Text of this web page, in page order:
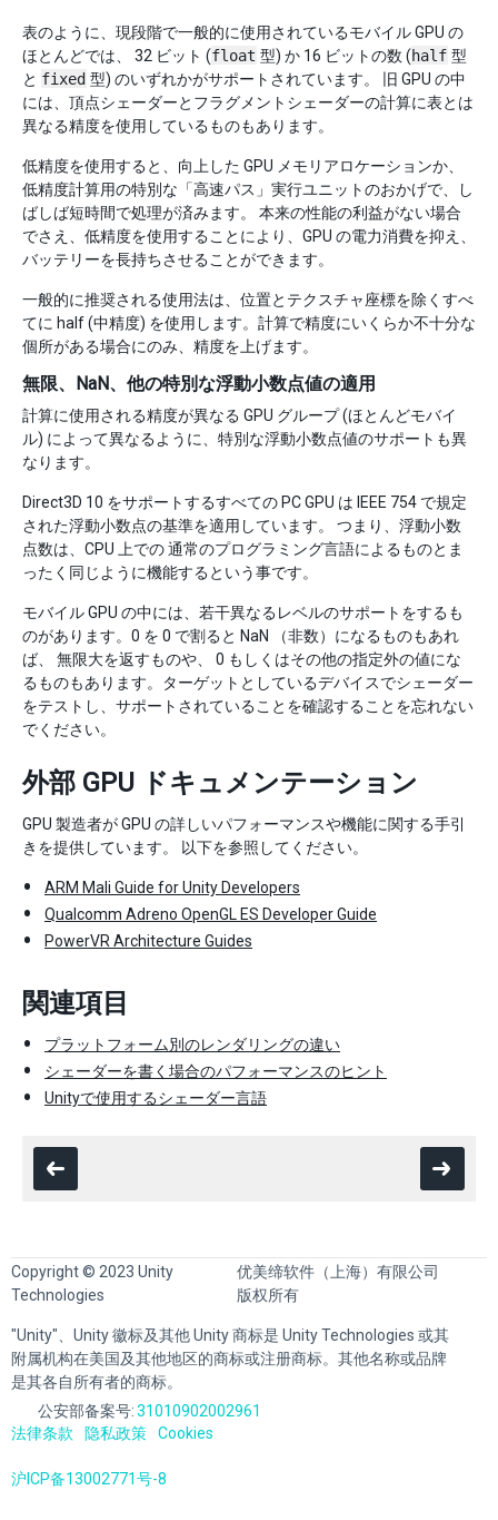
表のように、現段階で一般的に使用されているモバイル GPU の
ほとんどでは、 32 ビット (float 型) か 16 ビットの数 (half 型
と fixed 型) のいずれかがサポートされています。 旧 GPU の中
には、頂点シェーダーとフラグメントシェーダーの計算に表とは
異なる精度を使用しているものもあります。
低精度を使用すると、向上した GPU メモリアロケーションか、
低精度計算用の特別な「高速パス」実行ユニットのおかげで、し
ばしば短時間で処理が済みます。 本来の性能の利益がない場合
でさえ、低精度を使用することにより、GPU の電力消費を抑え、
バッテリーを長持ちさせることができます。
一般的に推奨される使用法は、位置とテクスチャ座標を除くすべ
てに half (中精度) を使用します。計算で精度にいくらか不十分な
個所がある場合にのみ、精度を上げます。
無限、NaN、他の特別な浮動小数点値の適用
計算に使用される精度が異なる GPU グループ (ほとんどモバイ
ル) によって異なるように、特別な浮動小数点値のサポートも異
なります。
Direct3D 10 をサポートするすべての PC GPU は IEEE 754 で規定
された浮動小数点の基準を適用しています。 つまり、浮動小数
点数は、CPU 上での 通常のプログラミング言語によるものとま
ったく同じように機能するという事です。
モバイル GPU の中には、若干異なるレベルのサポートをするも
のがあります。0 を 0 で割ると NaN （非数）になるものもあれ
ば、 無限大を返すものや、 0 もしくはその他の指定外の値にな
るものもあります。ターゲットとしているデバイスでシェーダー
をテストし、サポートされていることを確認することを忘れない
でください。
外部 GPU ドキュメンテーション
GPU 製造者が GPU の詳しいパフォーマンスや機能に関する手引
きを提供しています。 以下を参照してください。
ARM Mali Guide for Unity Developers
Qualcomm Adreno OpenGL ES Developer Guide
PowerVR Architecture Guides
関連項目
プラットフォーム別のレンダリングの違い
シェーダーを書く場合のパフォーマンスのヒント
Unityで使用するシェーダー言語
Copyright © 2023 Unity
Technologies
优美缔软件（上海）有限公司
版权所有
"Unity"、Unity 徽标及其他 Unity 商标是 Unity Technologies 或其
附属机构在美国及其他地区的商标或注册商标。其他名称或品牌
是其各自所有者的商标。
公安部备案号:31010902002961
法律条款
隐私政策 Cookies
沪ICP备13002771号-8